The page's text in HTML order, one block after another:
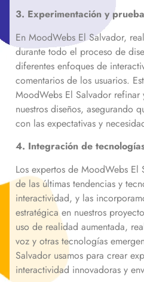
3. Experimentación y
En MoodWebs El Salvador,
durante todo el proceso de
diferentes enfoques de
comentarios de los usuarios.
MoodWebs El Salvador refinar
nuestros diseños, asegurando
con las expectativas y
4. Integración de
Los expertos de MoodWebs El
de las últimas tendencias y
interactividad, y las
estratégica en nuestros
uso de realidad aumentada,
voz y otras tecnologías
Salvador usamos para crear
interactividad innovadoras y